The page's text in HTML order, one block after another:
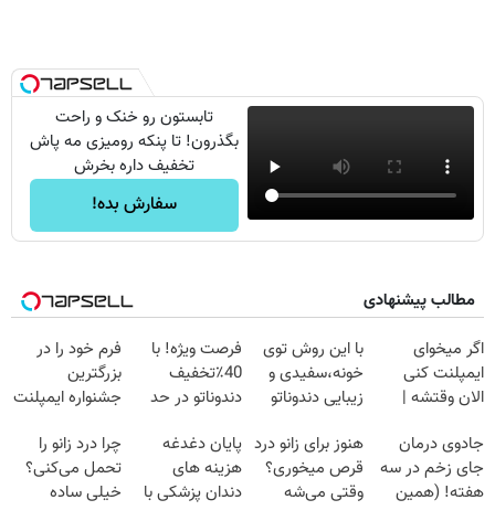
تابستون رو خنک و راحت
بگذرون! تا پنکه رومیزی مه پاش
تخفیف داره بخرش
سفارش بده!
مطالب پیشنهادی
اگر میخوای
ایمپلنت کنی
الان وقتشه |
میلیون تومان!!!
با این روش توی
خونه،سفیدی و
زیبایی دندوناتو
(40%off)
فرصت ویژه! با
40٪تخفیف
دندوناتو در حد
کن
فرم خود را در
بزرگترین
جشنواره ایمپلنت
فقط ۲۵ میلیون
جادوی درمان
جای زخم در سه
هفته! (همین
هنوز برای زانو درد
قرص میخوری؟
وقتی می‌شه
پایان دغدغه
هزینه های
دندان پزشکی با
چرا درد زانو را
تحمل می‌کنی؟
خیلی ساده